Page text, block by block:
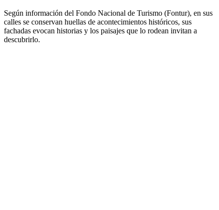
Según información del Fondo Nacional de Turismo (Fontur), en sus
calles se conservan huellas de acontecimientos históricos, sus
fachadas evocan historias y los paisajes que lo rodean invitan a
descubrirlo.